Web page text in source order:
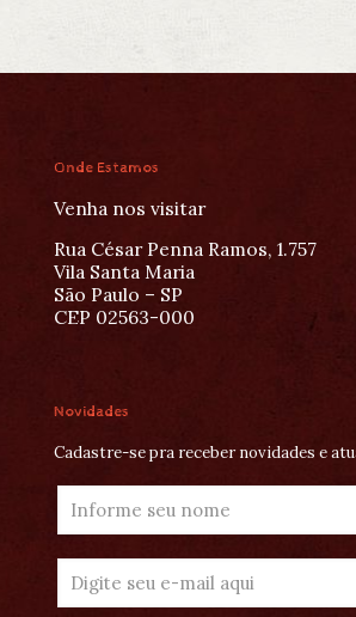
Onde Estamos
Venha nos visitar
Rua César Penna Ramos, 1.757
Vila Santa Maria
São Paulo – SP
CEP 02563-000
Novidades
Cadastre-se pra receber novidades e